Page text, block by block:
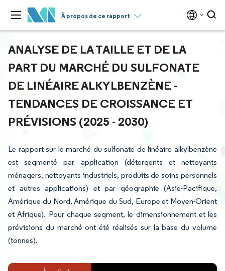
À propos de ce rapport
ANALYSE DE LA TAILLE ET DE LA
PART DU MARCHÉ DU SULFONATE
DE LINÉAIRE ALKYLBENZÈNE -
TENDANCES DE CROISSANCE ET
PRÉVISIONS (2025 - 2030)
Le rapport sur le marché du sulfonate de linéaire alkylbenzène
est segmenté par application (détergents et nettoyants
ménagers, nettoyants industriels, produits de soins personnels
et autres applications) et par géographie (Asie-Pacifique,
Amérique du Nord, Amérique du Sud, Europe et Moyen-Orient
et Afrique). Pour chaque segment, le dimensionnement et les
prévisions du marché ont été réalisés sur la base du volume
(tonnes).